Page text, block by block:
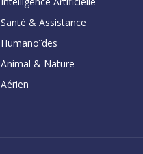
Santé & Assistance
Humanoïdes
Animal & Nature
Aérien